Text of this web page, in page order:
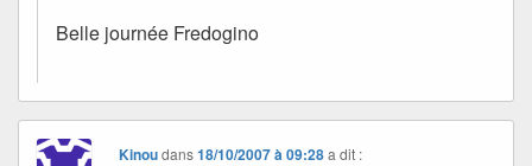
Belle journée Fredogino
Kinoudans18/10/2007 à 09:28 a dit :